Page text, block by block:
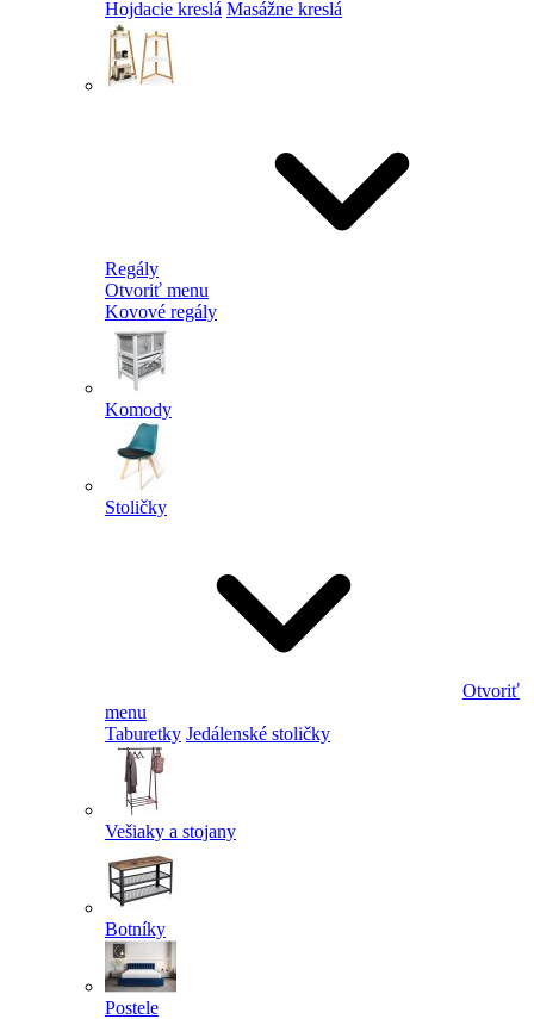
Hojdacie kreslá Masážne kreslá
Regály
Otvoriť menu
Kovové regály
Komody
Stoličky
Otvoriť
menu
Taburetky Jedálenské stoličky
Vešiaky a stojany
Botníky
Postele